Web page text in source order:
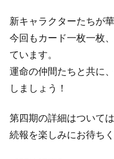
新キャラクターたちが
今回もカード一枚一枚
ています。
運命の仲間たちと共に
しましょう！
第四期の詳細はついて
続報を楽しみにお待ちく